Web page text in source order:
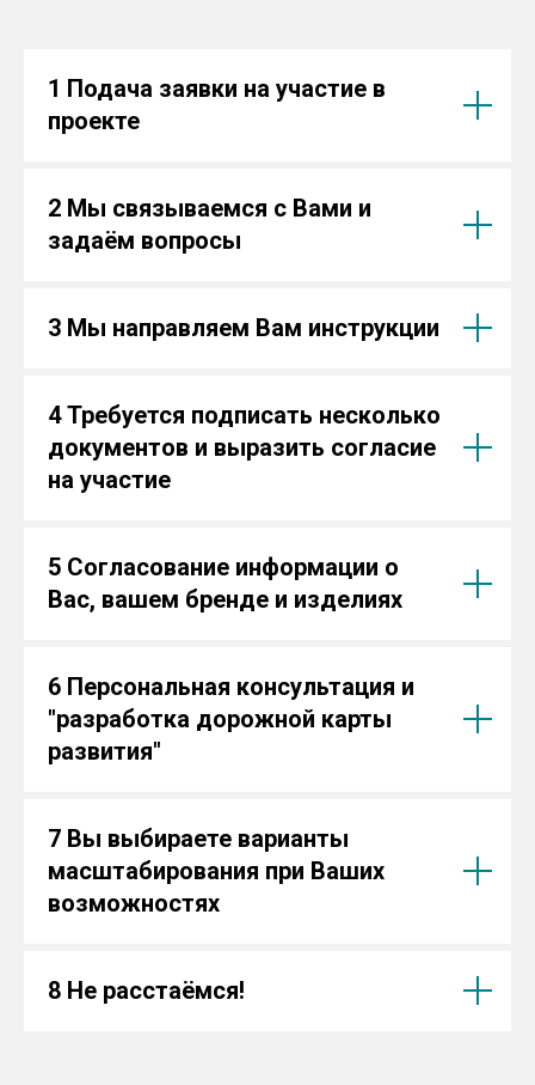
1 Подача заявки на участие в
проекте
2 Мы связываемся с Вами и
задаём вопросы
3 Мы направляем Вам инструкции
4 Требуется подписать несколько
документов и выразить согласие
на участие
5 Согласование информации о
Вас, вашем бренде и изделиях
6 Персональная консультация и
"разработка дорожной карты
развития"
7 Вы выбираете варианты
масштабирования при Ваших
возможностях
8 Не расстаёмся!